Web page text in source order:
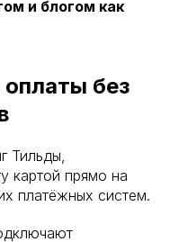
и блогом как
без
Тильды,
картой прямо на
платёжных систем.